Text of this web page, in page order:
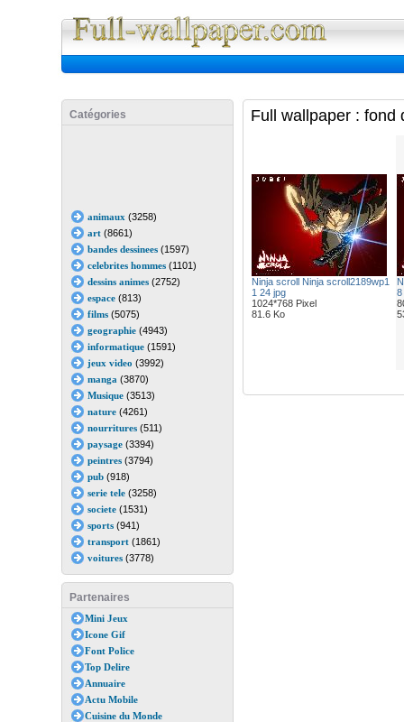
Catégories
animaux (3258)
art(8661)
bandes dessinees(1597)
celebrites hommes(1101)
dessins animes(2752)
espace(813)
films(5075)
geographie(4943)
informatique(1591)
jeux video (3992)
manga (3870)
Musique(3513)
nature(4261)
nourritures(511)
paysage(3394)
peintres(3794)
pub(918)
serie tele(3258)
societe(1531)
sports(941)
transport(1861)
voitures(3778)
Partenaires
Mini Jeux
Icone Gif
Font Police
Top Delire
Annuaire
Actu Mobile
Cuisine du Monde
Full wallpaper : fond
Ninja scroll Ninja scroll2189wp1
1 24 jpg
1024*768 Pixel
81.6 Ko
8